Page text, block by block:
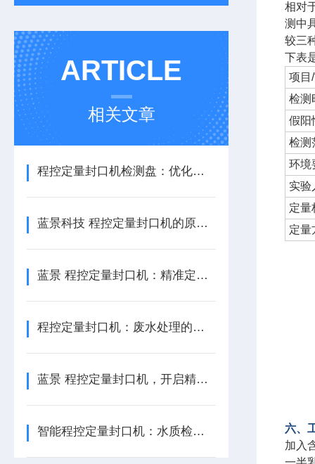
ARTICLE
相关文章
程控定量封口机检测盘：优化流程，提升检测效能
蓝景科技 程控定量封口机的原理与应用
蓝景 程控定量封口机：精准定量，严密封口，开启高效包装时代
程控定量封口机：废水处理的质量监控器
蓝景 程控定量封口机，开启精准水检新征程
智能程控定量封口机：水质检测的前沿科技典-范
相对
测中
较三
下表
项目
检测
假阳
检测
环境
实验
定量
定量
六、
加入